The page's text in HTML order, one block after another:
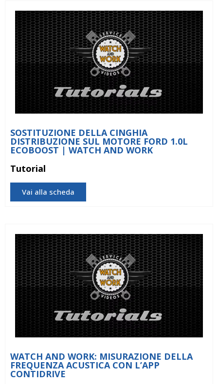
SOSTITUZIONE DELLA CINGHIA
DISTRIBUZIONE SUL MOTORE FORD 1.0L
ECOBOOST | WATCH AND WORK
Tutorial
Vai alla scheda
WATCH AND WORK: MISURAZIONE DELLA
FREQUENZA ACUSTICA CON L’APP
CONTIDRIVE